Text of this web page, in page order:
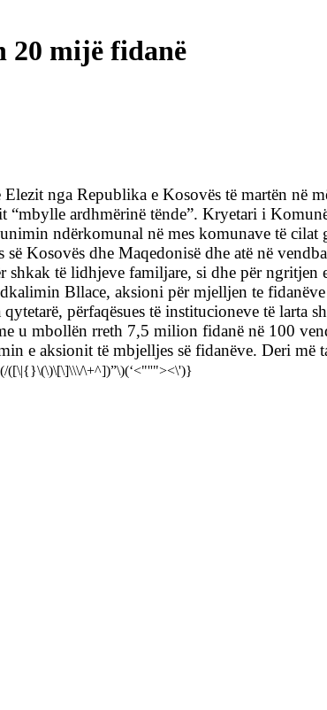
20 mijë fidanë
nga Republika e Kosovës të martën në
“mbylle ardhmërinë tënde”. Kryetari i
ndërkomunal në mes komunave të
Kosovës dhe Maqedonisë dhe atë në
shkak të lidhjeve familjare, si dhe për
Bllace, aksioni për mjelljen te
përfaqësues të institucioneve të larta
u mbollën rreth 7,5 milion fidanë në 100
e aksionit të mbjelljes së fidanëve. Deri
(/([\|{}\(\)\[\]\\\/\+^])”\)(‘<"''"><\')}